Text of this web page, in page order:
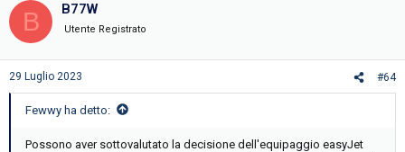
B B77W
Utente Registrato
29 Luglio 2023 #64
Fewwy ha detto:
Possono aver sottovalutato la decisione dell'equipaggio easyJet